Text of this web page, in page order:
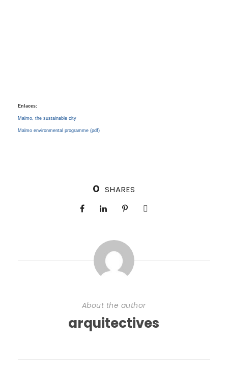
Enlaces:
Malmo, the sustainable city
Malmo environmental programme (pdf)
0 SHARES
About the author
arquitectives